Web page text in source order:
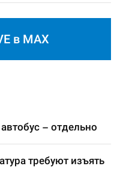
в MAX
– отдельно
требуют изъять